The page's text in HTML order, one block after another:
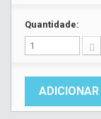
Quantidade: